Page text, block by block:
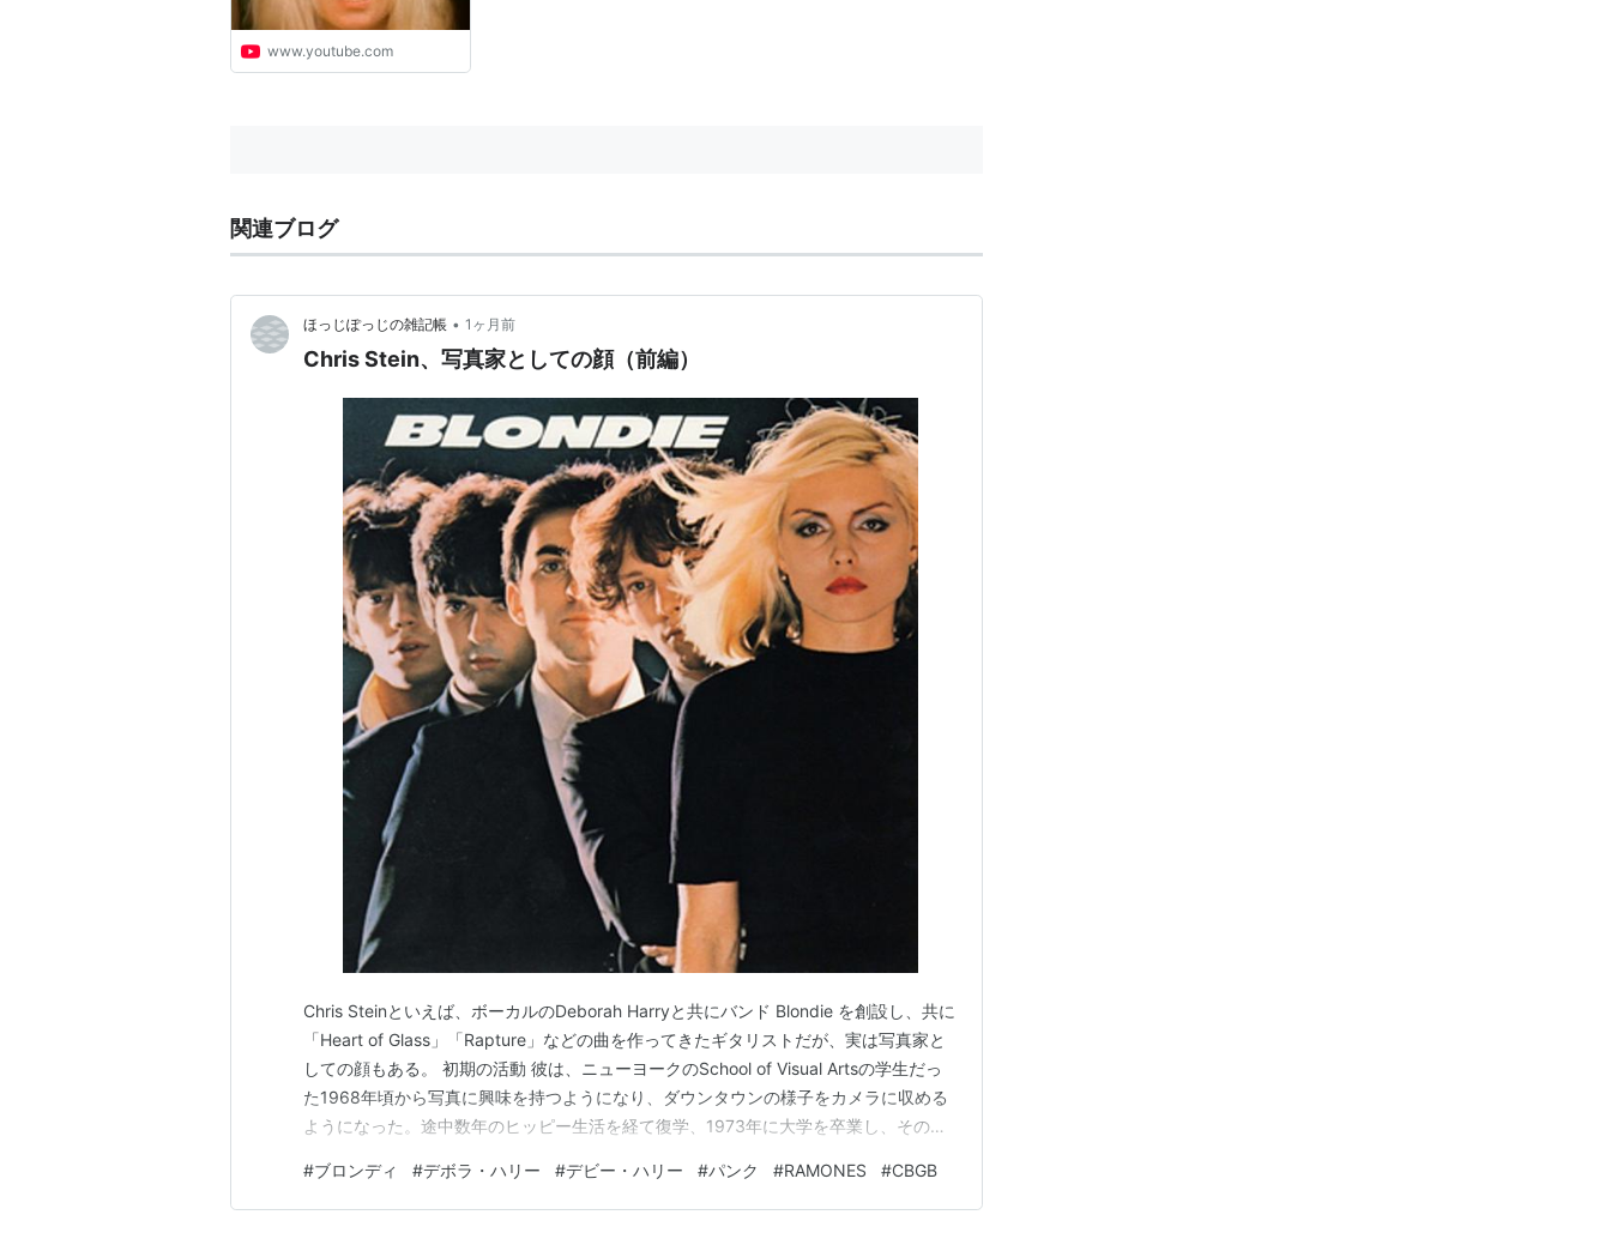
www.youtube.com
関連ブログ
ほっじぽっじの雑記帳 • 1ヶ月前
Chris Stein、写真家としての顔（前編）
Chris Steinといえば、ボーカルのDeborah Harryと共にバンド Blondie を創設し、共に
「Heart of Glass」「Rapture」などの曲を作ってきたギタリストだが、実は写真家と
しての顔もある。 初期の活動 彼は、ニューヨークのSchool of Visual Artsの学生だっ
た1968年頃から写真に興味を持つようになり、ダウンタウンの様子をカメラに収める
ようになった。途中数年のヒッピー生活を経て復学、1973年に大学を卒業し、その翌
Deb…
#ブロンディ #デボラ・ハリー #デビー・ハリー #パンク #RAMONES #CBGB